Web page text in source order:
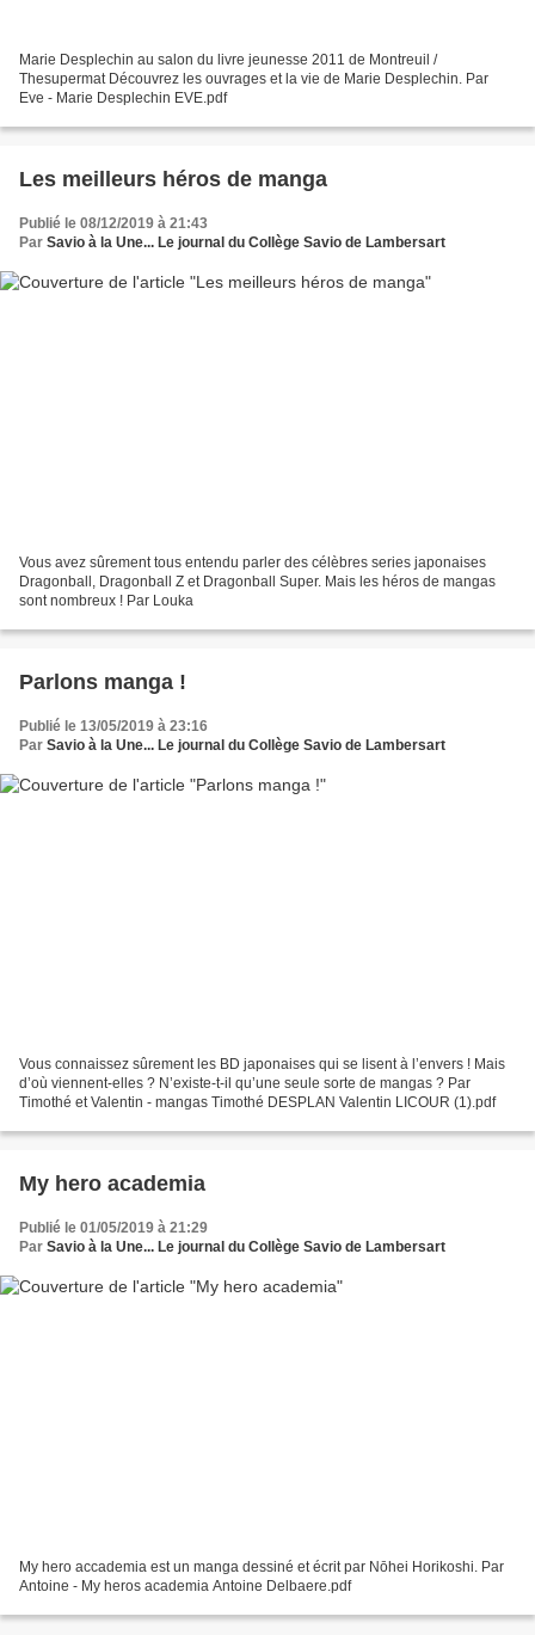
Marie Desplechin au salon du livre jeunesse 2011 de Montreuil /
Thesupermat Découvrez les ouvrages et la vie de Marie Desplechin. Par
Eve - Marie Desplechin EVE.pdf
Les meilleurs héros de manga
Publié le 08/12/2019 à 21:43
Par Savio à la Une... Le journal du Collège Savio de Lambersart
Vous avez sûrement tous entendu parler des célèbres series japonaises
Dragonball, Dragonball Z et Dragonball Super. Mais les héros de mangas
sont nombreux ! Par Louka
Parlons manga !
Publié le 13/05/2019 à 23:16
Par Savio à la Une... Le journal du Collège Savio de Lambersart
Vous connaissez sûrement les BD japonaises qui se lisent à l’envers ! Mais
d’où viennent-elles ? N’existe-t-il qu’une seule sorte de mangas ? Par
Timothé et Valentin - mangas Timothé DESPLAN Valentin LICOUR (1).pdf
My hero academia
Publié le 01/05/2019 à 21:29
Par Savio à la Une... Le journal du Collège Savio de Lambersart
My hero accademia est un manga dessiné et écrit par Nōhei Horikoshi. Par
Antoine - My heros academia Antoine Delbaere.pdf